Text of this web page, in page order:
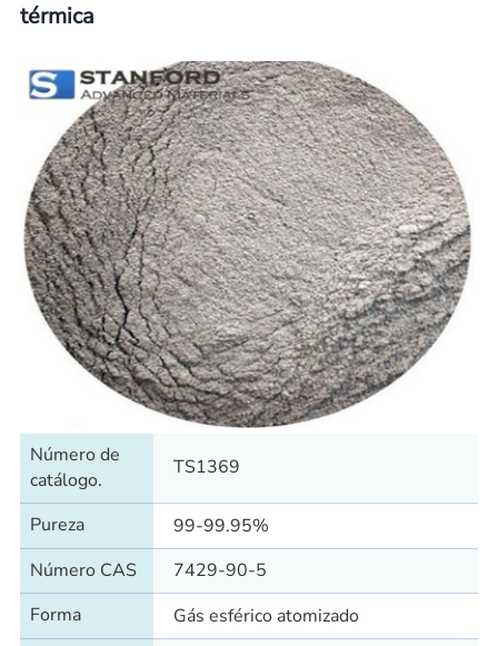
térmica
Número de
catálogo.
TS1369
Pureza
99-99.95%
Número CAS
7429-90-5
Forma
Gás esférico atomizado